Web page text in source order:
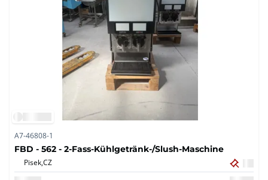
A7-46808-1
FBD - 562 - 2-Fass-Kühlgetränk-/Slush-Maschine
Pisek,CZ